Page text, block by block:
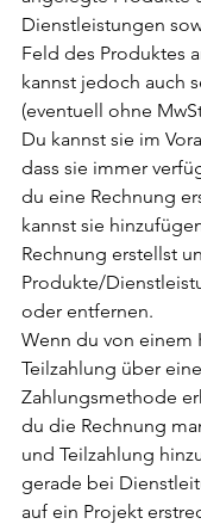
Dienstleistungen
Feld des Produktes
kannst jedoch auch
(eventuell ohne
Du kannst sie im
dass sie immer
du eine Rechnung
kannst sie
Rechnung erstellst
Produkte/
oder entfernen.
Wenn du von einem
Teilzahlung über
Zahlungsmethode
du die Rechnung
und Teilzahlung
gerade bei
auf ein Projekt